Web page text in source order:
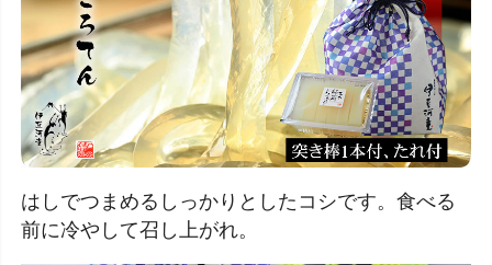
はしでつまめるしっかりとしたコシです。食べる
前に冷やして召し上がれ。